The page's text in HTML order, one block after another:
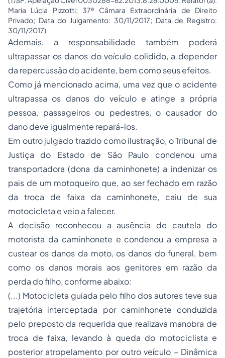
Maria Lúcia Pizzotti; 37ª Câmara Extraordinária de Direito
Privado; Data do Julgamento: 30/11/2017; Data de Registro:
30/11/2017)
Ademais, a responsabilidade também poderá
ultrapassar os danos do veículo colidido, a depender
da repercussão do acidente, bem como seus efeitos.
Como já mencionado acima, uma vez que o acidente
ultrapassa os danos do veículo e atinge a própria
pessoa, passageiros ou pedestres, o causador do
dano deve igualmente repará-los.
Em outro julgado trazido como ilustração, o Tribunal de
Justiça do Estado de São Paulo condenou uma
transportadora (dona da caminhonete) a indenizar os
pais de um motoqueiro que, ao ser fechado em razão
da troca de faixa da caminhonete, caiu de sua
motocicleta e veio a falecer.
A decisão reconheceu a ausência de cautela do
motorista da caminhonete e condenou a empresa a
custear os danos da moto, os danos do funeral, bem
como os danos morais aos genitores em razão da
perda do filho, conforme abaixo:
(...) Motocicleta guiada pelo filho dos autores teve sua
trajetória interceptada por caminhonete conduzida
pelo preposto da requerida que realizava manobra de
troca de faixa, levando à queda do motociclista e
posterior atropelamento por outro veículo – Dinâmica